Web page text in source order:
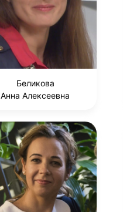
Беликова
Анна Алексеевна